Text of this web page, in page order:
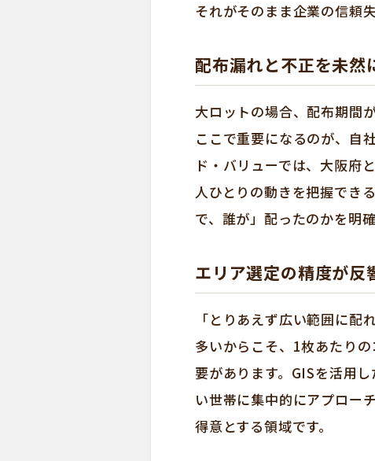
それがそのまま企業の信頼
配布漏れと不正を未然
大ロットの場合、配布期間
ここで重要になるのが、自
ド・バリューでは、大阪府
人ひとりの動きを把握でき
で、誰が」配ったのかを明
エリア選定の精度が反
「とりあえず広い範囲に
多いからこそ、1枚あたり
要があります。GISを活用
い世帯に集中的にアプロー
得意とする領域です。